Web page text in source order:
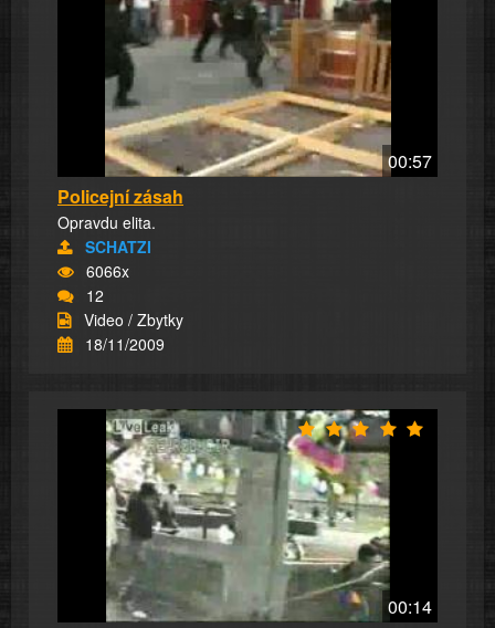
00:57
Policejní zásah
Opravdu elita.
SCHATZI
6066x
12
Video / Zbytky
18/11/2009
00:14